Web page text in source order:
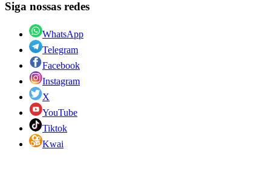
Siga nossas redes
WhatsApp
Telegram
Facebook
Instagram
X
YouTube
Tiktok
Kwai